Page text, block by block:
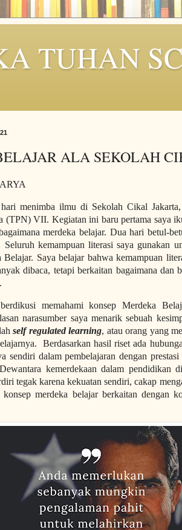
TUHAN
ALA SEKOLAH
menimba ilmu di Sekolah Cikal
(TPN) VII. Kegiatan ini baru pertama saya
merdeka belajar. Dua hari betul-
Seluruh kemampuan literasi saya gunakan
Belajar. Saya belajar bahwa kemampuan
dibaca, tetapi berkaitan bagaimana dan
memahami konsep Merdeka
narasumber saya menarik sebuah
self regulated learning, atau orang yang
Berdasarkan hasil riset ada
sendiri dalam pembelajaran dengan
kemerdekaan dalam pendidikan
tegak karena kekuatan sendiri, cakap
merdeka belajar berkaitan dengan